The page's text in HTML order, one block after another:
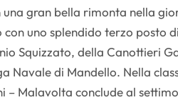
una gran bella rimonta nella
con uno splendido terzo posto
Squizzato, della Canottieri
Navale di Mandello. Nella
– Malavolta conclude al